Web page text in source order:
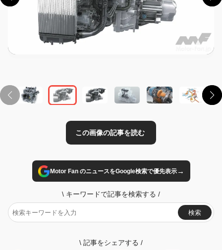
Motor Fan のニュースをGoogle検索で優先表示→
\ キーワードで記事を検索する /
検索
\ 記事をシェアする /